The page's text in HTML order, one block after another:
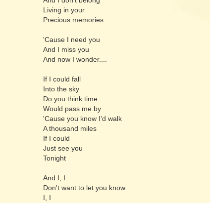
Living in your
Precious memories
'Cause I need you
And I miss you
And now I wonder....
If I could fall
Into the sky
Do you think time
Would pass me by
'Cause you know I'd walk
A thousand miles
If I could
Just see you
Tonight
And I, I
Don't want to let you know
I, I